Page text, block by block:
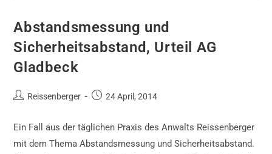
Abstandsmessung und
Sicherheitsabstand, Urteil AG
Gladbeck
Beitrags-
Reissenberger
Beitrag24 April, 2014
Ein Fall aus der täglichen Praxis des Anwalts Reissenberger
mit dem Thema Abstandsmessung und Sicherheitsabstand.